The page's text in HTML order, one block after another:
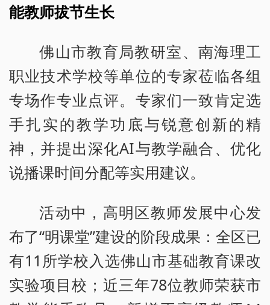
能教师拔节生长
佛山市教育局教研室、南海理工
职业技术学校等单位的专家莅临各组
专场作专业点评。专家们一致肯定选
手扎实的教学功底与锐意创新的精
神，并提出深化AI与教学融合、优化
说播课时间分配等实用建议。
活动中，高明区教师发展中心发
布了“明课堂”建设的阶段成果：全区已
有11所学校入选佛山市基础教育课改
实验项目校；近三年78位教师荣获市